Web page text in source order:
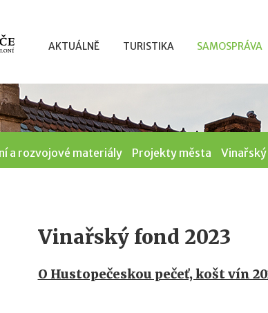
AKTUÁLNĚ TURISTIKA SAMOSPRÁVA
a rozvojové materiály Projekty města
Vinařský fond 2023
O Hustopečeskou pečeť, košt vín